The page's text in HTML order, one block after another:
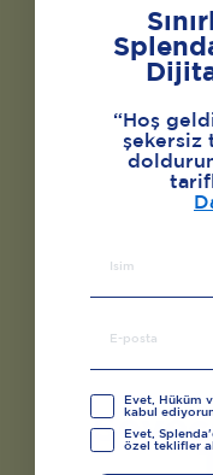
“Hoş
şekersiz
Evet, Hüküm
kabul
Evet,
özel teklifler